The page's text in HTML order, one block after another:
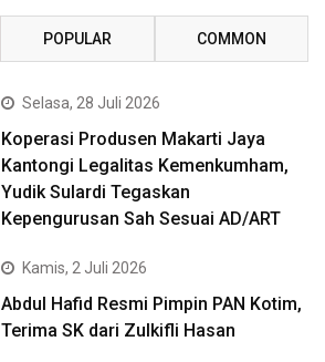
POPULAR COMMON
Selasa, 28 Juli 2026
Koperasi Produsen Makarti Jaya
Kantongi Legalitas Kemenkumham,
Yudik Sulardi Tegaskan
Kepengurusan Sah Sesuai AD/ART
Kamis, 2 Juli 2026
Abdul Hafid Resmi Pimpin PAN Kotim,
Terima SK dari Zulkifli Hasan